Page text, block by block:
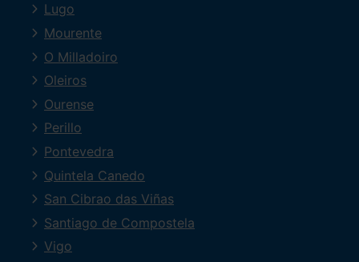
Lugo
Mourente
O Milladoiro
Oleiros
Ourense
Perillo
Pontevedra
Quintela Canedo
San Cibrao das Viñas
Santiago de Compostela
Vigo